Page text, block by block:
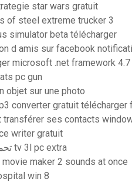
star wars gratuit
of steel extreme trucker 3
simulator beta télécharger
d amis sur facebook
microsoft .net framework 4.7
pc gun
objet sur une photo
converter gratuit télécharger
transférer ses contacts
writer gratuit
تحميل برنامج tv 3l pc extra
maker 2 sounds at once
win 8